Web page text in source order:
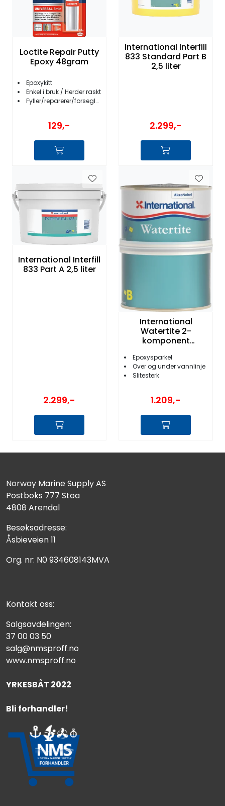
Loctite Repair Putty
Epoxy 48gram
Epoxykitt
Enkel i bruk / Herder raskt
Fyller/reparerer/forsegler/fester
129,-
International Interfill
833 Standard Part B
2,5 liter
2.299,-
International Interfill
833 Part A 2,5 liter
2.299,-
International
Watertite 2-
komponent
Epoxysparkel
Over og under vannlinje
Slitesterk
1.209,-
Norway Marine Supply AS
Postboks 777 Stoa
4808 Arendal
Besøksadresse:
Åsbieveien 11
Org. nr: N0 934608143MVA
Kontakt oss:
Salgsavdelingen:
37 00 03 50
salg@nmsproff.no
www.nmsproff.no
YRKESBÅT 2022
Bli forhandler!